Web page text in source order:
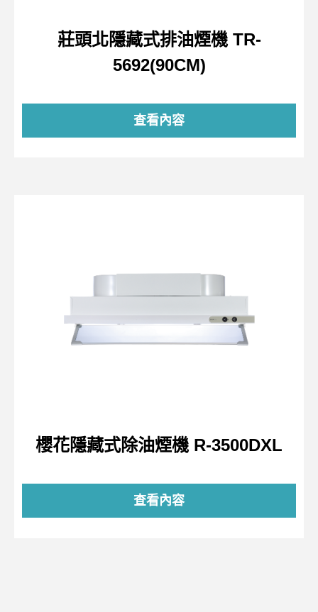
莊頭北隱藏式排油煙機 TR-
5692(90CM)
查看內容
櫻花隱藏式除油煙機 R-3500DXL
查看內容